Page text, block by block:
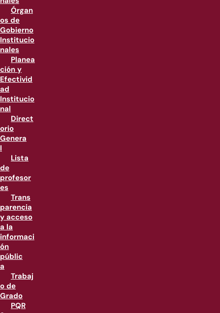
Órgan
os de
Gobierno
Institucio
nales
Planea
ción y
Efectivid
ad
Institucio
nal
Direct
orio
Genera
l
Lista
de
profesor
es
Trans
parencia
y acceso
a la
informaci
ón
públic
a
Trabaj
o de
Grado
PQR